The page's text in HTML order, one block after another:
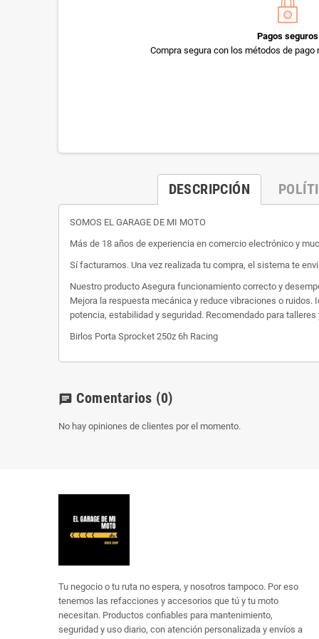
Pagos seguros
Compra segura con los métodos de
DESCRIPCIÓN
SOMOS EL GARAGE DE MI MOTO
Más de 18 años de experiencia en comercio electrónico y
Sí facturamos. Una vez realizada tu compra, el sistema te
Nuestro producto Asegura funcionamiento correcto y
Mejora la respuesta mecánica y reduce vibraciones o
potencia, estabilidad y seguridad. Recomendado para
Birlos Porta Sprocket 250z 6h Racing
chat Comentarios (0)
No hay opiniones de clientes por el momento.
Tu negocio o tu ruta no espera, y nosotros tampoco. Por eso
tenemos las refacciones y accesorios que tú y tu moto
necesitan. Productos confiables para mantenimiento,
seguridad y uso diario, con atención personalizada y envíos a